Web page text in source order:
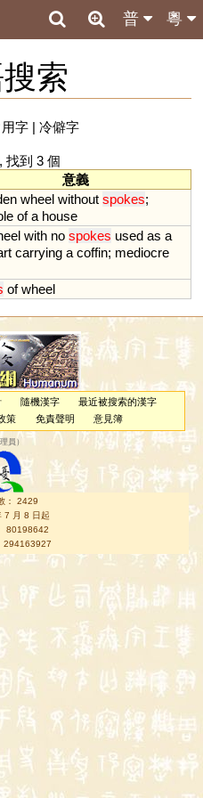
粵
普
索
字| 冷僻字
找到 3 個
意義
wheel without spokes;
of a house
with no spokes used as a
carrying a coffin; mediocre
of wheel
隨機漢字
最近被搜索的漢字
策 免責聲明 意見簿
員）
： 2429
7 月 8 日起
80198642
294163927